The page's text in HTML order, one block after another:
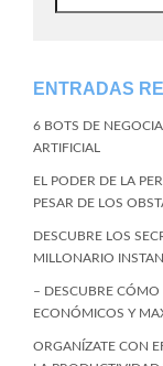
ENTRADAS
6 BOTS DE
ARTIFICIAL
EL PODER DE LA
PESAR DE LOS
DESCUBRE LOS
MILLONARIO
– DESCUBRE CÓMO
ECONÓMICOS Y
ORGANÍZATE CON